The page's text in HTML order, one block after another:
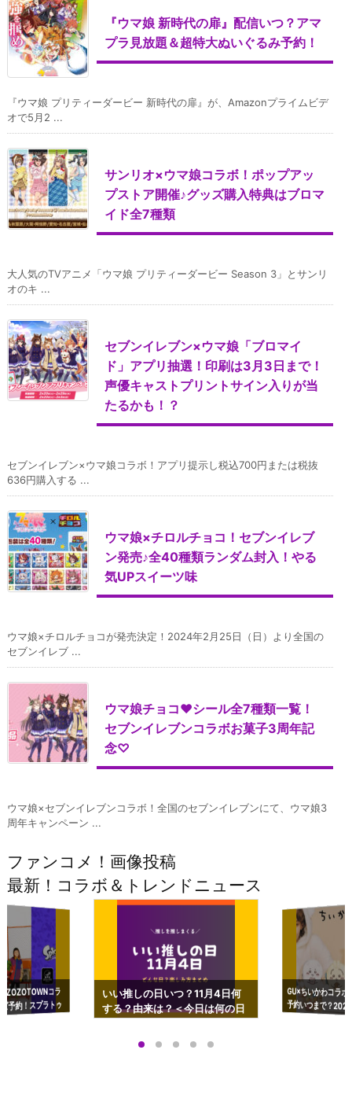
『ウマ娘 新時代の扉』配信いつ？アマ
プラ見放題＆超特大ぬいぐるみ予約！
『ウマ娘 プリティーダービー 新時代の扉』が、Amazonプライムビデ
オで5月2 ...
サンリオ×ウマ娘コラボ！ポップアッ
プストア開催♪グッズ購入特典はブロマ
イド全7種類
大人気のTVアニメ「ウマ娘 プリティーダービー Season 3」とサンリ
オのキ ...
セブンイレブン×ウマ娘「ブロマイ
ド」アプリ抽選！印刷は3月3日まで！
声優キャストプリントサイン入りが当
たるかも！？
セブンイレブン×ウマ娘コラボ！アプリ提示し税込700円または税抜
636円購入する ...
ウマ娘×チロルチョコ！セブンイレブ
ン発売♪全40種類ランダム封入！やる
気UPスイーツ味
ウマ娘×チロルチョコが発売決定！2024年2月25日（日）より全国の
セブンイレブ ...
ウマ娘チョコ♥シール全7種類一覧！
セブンイレブンコラボお菓子3周年記
念♡
ウマ娘×セブンイレブンコラボ！全国のセブンイレブンにて、ウマ娘3
周年キャンペーン ...
ファンコメ！画像投稿
最新！コラボ＆トレンドニュース
コラ
予約！スプラトゥ
ップも渋谷Hz
いい推しの日いつ？11月4日何
する？由来は？＜今日は何の日
GU×ちいかわコラ
予約いつまで？
ーチやショルダー